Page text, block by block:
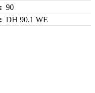
90
DH 90.1 WE